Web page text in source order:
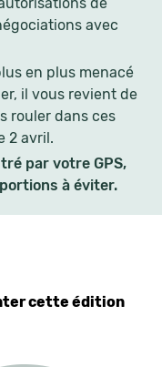
avec
en plus menacé
il vous revient de
rouler dans ces
2 avril.
par votre GPS,
à éviter.
cette édition